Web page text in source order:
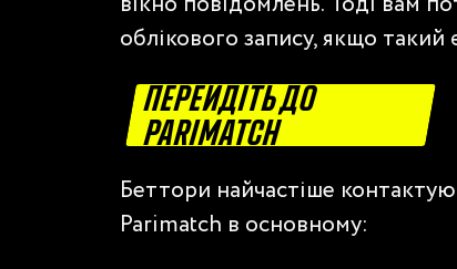
облікового запису, якщо такий
ПЕРЕЙДІТЬ ДО
PARIMATCH
Беттори найчастіше
Parimatch в основному: